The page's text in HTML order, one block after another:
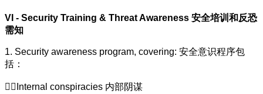
VI - Security Training & Threat Awareness 安全培训和反恐
需知
1. Security awareness program, covering: 安全意识程序包
括：
Internal conspiracies 内部阴谋